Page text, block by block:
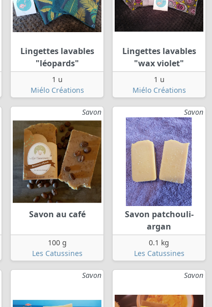
Lingettes lavables
"léopards"
1 u
Miélo Créations
Lingettes lavables
"wax violet"
1 u
Miélo Créations
Savon
Savon au café
100 g
Les Catussines
Savon
Savon patchouli-
argan
0.1 kg
Les Catussines
Savon Savon